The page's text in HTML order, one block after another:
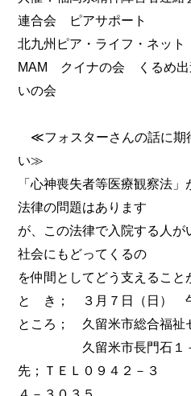
連合会 ピアサポート
北九州ピア・ライフ・ネッ
MAM クイナの会 くるめ出
いの会
≪フォスターさんの話に期
い≫
「心神喪失者等医療観察法
法律の問題はあります
が、この法律で入院する人
社会にもどってくるの
を仲間としてどう支えるこ
と き； ３月７日（日）
ところ； 久留米市総合福
久留米市長門石１－
先；ＴＥＬ０９４２－３